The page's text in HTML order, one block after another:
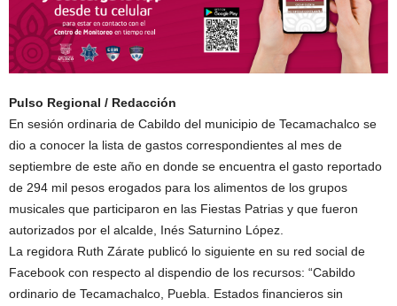
Pulso Regional / Redacción
En sesión ordinaria de Cabildo del municipio de Tecamachalco se
dio a conocer la lista de gastos correspondientes al mes de
septiembre de este año en donde se encuentra el gasto reportado
de 294 mil pesos erogados para los alimentos de los grupos
musicales que participaron en las Fiestas Patrias y que fueron
autorizados por el alcalde, Inés Saturnino López.
La regidora Ruth Zárate publicó lo siguiente en su red social de
Facebook con respecto al dispendio de los recursos: “Cabildo
ordinario de Tecamachalco, Puebla. Estados financieros sin